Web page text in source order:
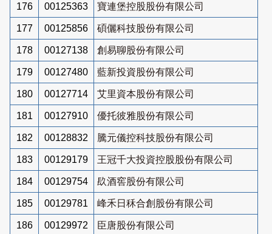
176 00125363 寶連堡控股股份有限公司
177 00125856 碩儷科技股份有限公司
178 00127138 創易聊股份有限公司
179 00127480 藍新投資股份有限公司
180 00127714 艾里資本股份有限公司
181 00127910 優托彼雅股份有限公司
182 00128832 騰元儀控科技股份有限公司
183 00129179 王冠千大投資控股股份有限公司
184 00129754 镹酒窖股份有限公司
185 00129781 峰禾日秝合創股份有限公司
186 00129972 臣唐股份有限公司